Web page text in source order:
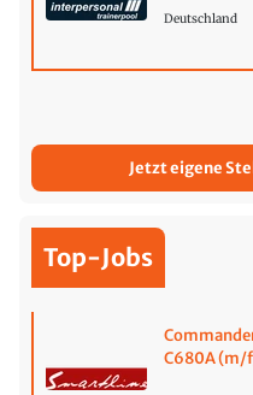
Deutschland
Jetzt eigene
Top-Jobs
C680A (m/